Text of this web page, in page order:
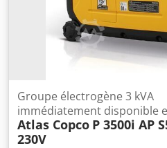
Groupe électrogène 3 kVA
immédiatement disponible
Atlas Copco P 3500i AP
230V